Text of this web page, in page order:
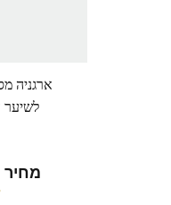
ארגניה
לשיער דק
מחיר